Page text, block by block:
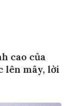
cao của
lên mây, lời